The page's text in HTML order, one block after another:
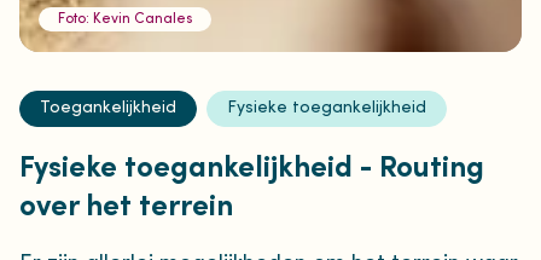
Foto: Kevin Canales
Toegankelijkheid Fysieke toegankelijkheid
Fysieke toegankelijkheid - Routing
over het terrein